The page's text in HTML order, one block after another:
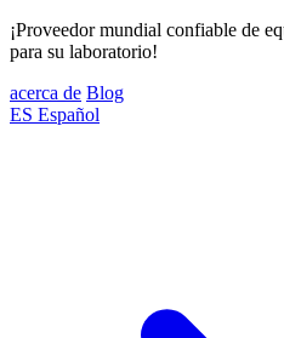
¡Proveedor mundial confiable de
para su laboratorio!
acerca de Blog
ES Español